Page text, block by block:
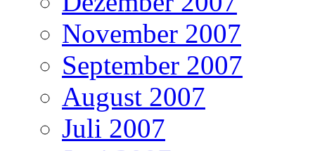
November 2007
September 2007
August 2007
Juli 2007